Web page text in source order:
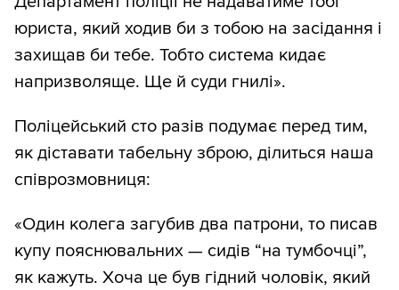
юриста, який ходив би з тобою на засідання і
захищав би тебе. Тобто система кидає
напризволяще. Ще й суди гнилі».
Поліцейський сто разів подумає перед тим,
як діставати табельну зброю, ділиться наша
співрозмовниця:
«Один колега загубив два патрони, то писав
купу пояснювальних — сидів “на тумбочці”,
як кажуть. Хоча це був гідний чоловік, який